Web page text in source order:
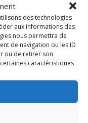
des technologies
aux informations des
nous permettra de
de navigation ou les ID
ou de retirer son
caractéristiques